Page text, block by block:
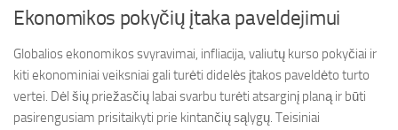
Ekonomikos pokyčių įtaka paveldejimui
Globalios ekonomikos svyravimai, infliacija, valiutų kurso pokyčiai ir
kiti ekonominiai veiksniai gali turėti didelės įtakos paveldėto turto
vertei. Dėl šių priežasčių labai svarbu turėti atsarginį planą ir būti
pasirengusiam prisitaikyti prie kintančių sąlygų. Teisiniai